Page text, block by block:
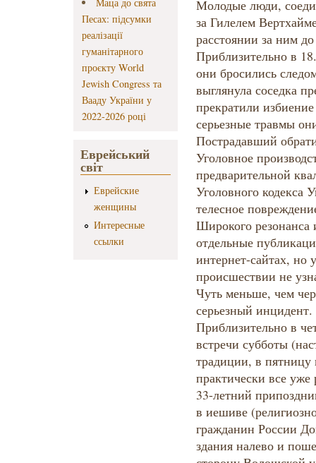
Песах: підсумки
реалізації
гуманітарного
проєкту World
Jewish Congress та
Вааду України у
2022-2026 році
Еврейський
світ
Еврейские
женщины
Интересные
ссылки
Молодые люди,
за Гилелем
расстоянии за ним
Приблизительно в
они бросились
выглянула соседка
прекратили
серьезные травмы
Пострадавший
Уголовное
предварительной
Уголовного кодекса
телесное
Широкого
отдельные
интернет-сайтах,
происшествии не
Чуть меньше, чем
серьезный инцидент.
Приблизительно в
встречи субботы
традиции, в пятницу
практически все
33-летний
в иешиве
гражданин России
здания налево и